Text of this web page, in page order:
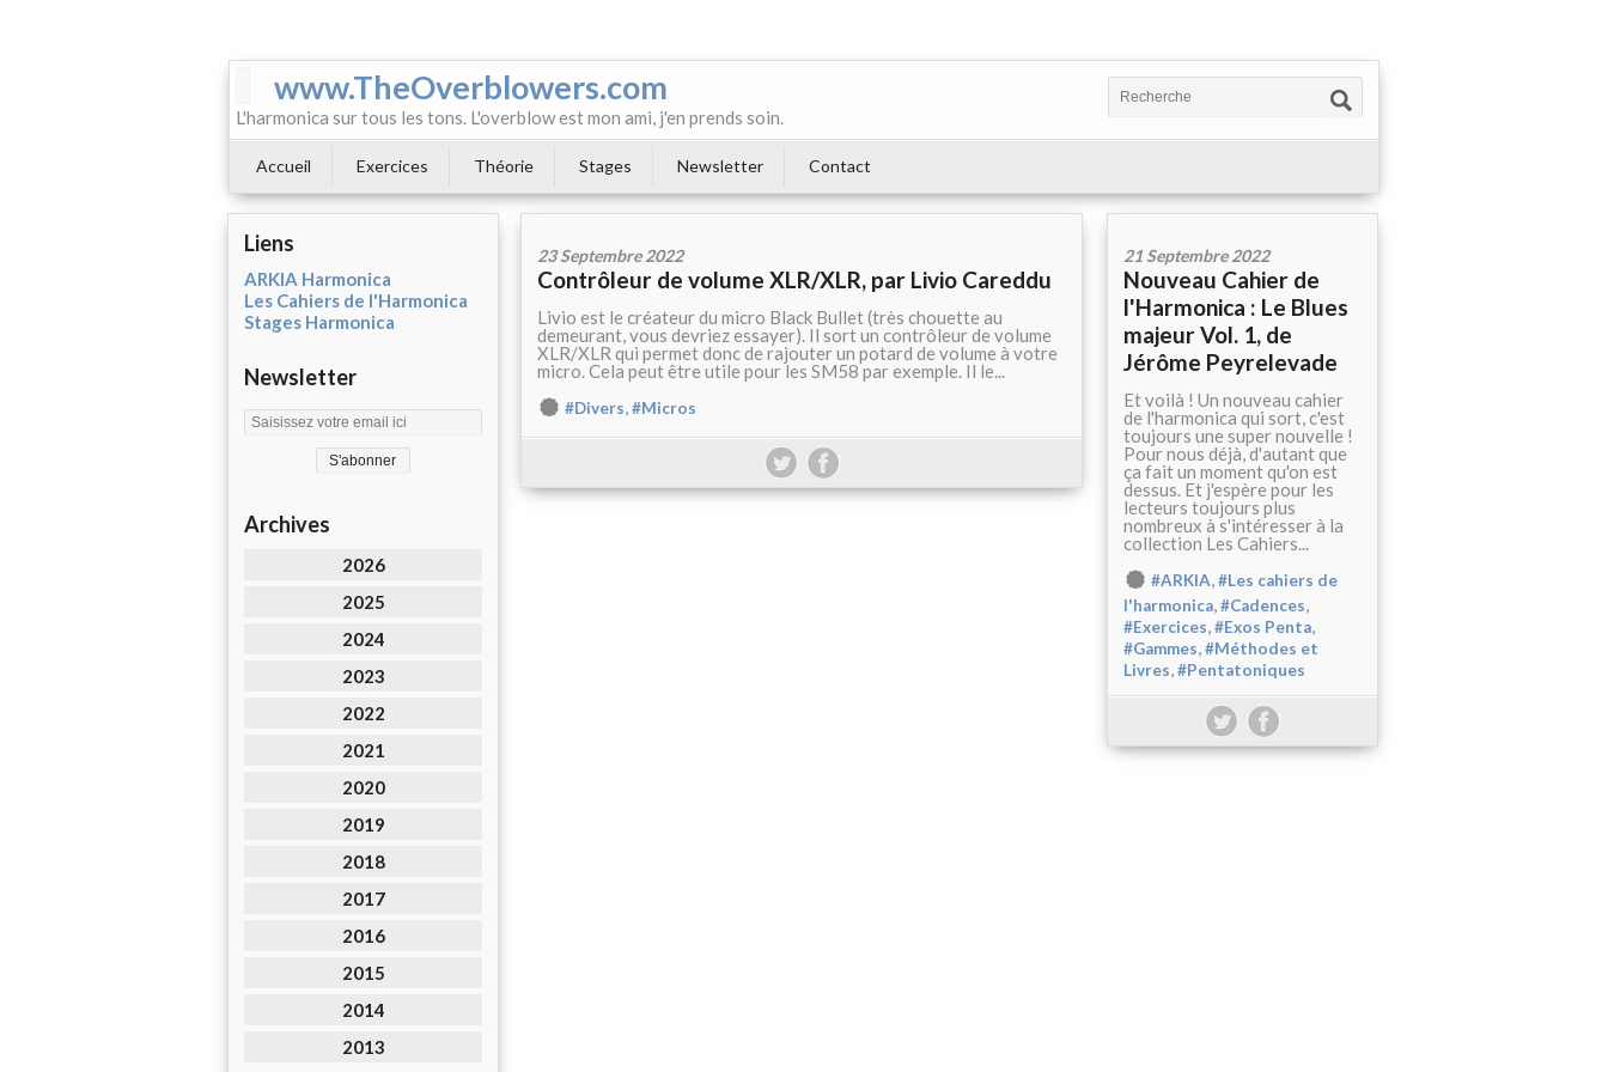
www.TheOverblowers.com
L'harmonica sur tous les tons. L'overblow est mon ami, j'en prends soin.
Accueil Exercices Théorie Stages Newsletter Contact
Liens
ARKIA Harmonica
Les Cahiers de l'Harmonica
Stages Harmonica
Newsletter
Archives
2026
2025
2024
2023
2022
2021
2020
2019
2018
2017
2016
2015
2014
2013
23 Septembre 2022
Contrôleur de volume XLR/XLR, par Livio Careddu
Livio est le créateur du micro Black Bullet (très chouette au
demeurant, vous devriez essayer). Il sort un contrôleur de volume
XLR/XLR qui permet donc de rajouter un potard de volume à votre
micro. Cela peut être utile pour les SM58 par exemple. Il le...
#Divers,#Micros
21 Septembre 2022
Nouveau Cahier de
l'Harmonica : Le Blues
majeur Vol. 1, de
Jérôme Peyrelevade
Et voilà ! Un nouveau cahier
de l'harmonica qui sort, c'est
toujours une super nouvelle !
Pour nous déjà, d'autant que
ça fait un moment qu'on est
dessus. Et j'espère pour les
lecteurs toujours plus
nombreux à s'intéresser à la
collection Les Cahiers...
#ARKIA,#Les cahiers de
l'harmonica,#Cadences,
#Exercices,#Exos Penta,
#Gammes,#Méthodes et
Livres,#Pentatoniques